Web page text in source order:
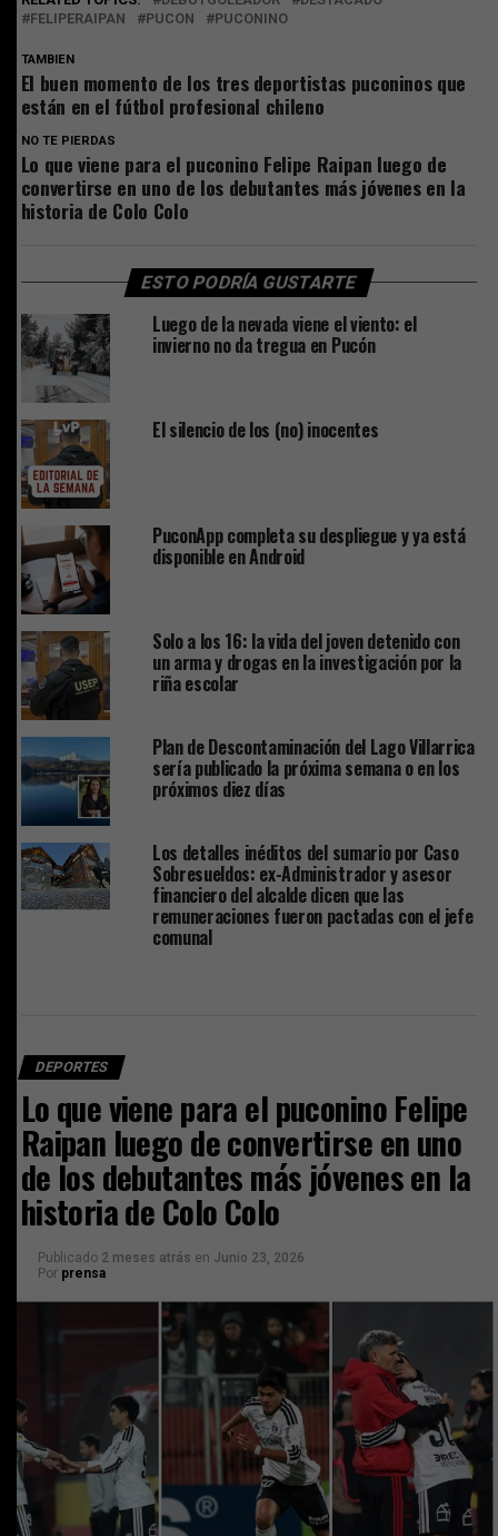
FELIPERAIPAN
PUCON PUCONINO
TAMBIEN
El buen momento de los tres deportistas puconinos que
están en el fútbol profesional chileno
NO TE PIERDAS
Lo que viene para el puconino Felipe Raipan luego de
convertirse en uno de los debutantes más jóvenes en la
historia de Colo Colo
ESTO PODRÍA GUSTARTE
Luego de la nevada viene el viento: el
invierno no da tregua en Pucón
El silencio de los (no) inocentes
PuconApp completa su despliegue y ya está
disponible en Android
Solo a los 16: la vida del joven detenido con
un arma y drogas en la investigación por la
riña escolar
Plan de Descontaminación del Lago Villarrica
sería publicado la próxima semana o en los
próximos diez días
Los detalles inéditos del sumario por Caso
Sobresueldos: ex-Administrador y asesor
financiero del alcalde dicen que las
remuneraciones fueron pactadas con el jefe
comunal
DEPORTES
Lo que viene para el puconino Felipe
Raipan luego de convertirse en uno
de los debutantes más jóvenes en la
historia de Colo Colo
Publicado 2 meses atrás en Junio 23, 2026
Por prensa